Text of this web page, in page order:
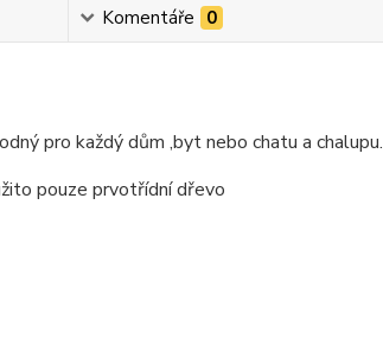
Komentáře 0
pro každý dům ,byt nebo chatu a chalupu.
pouze prvotřídní dřevo